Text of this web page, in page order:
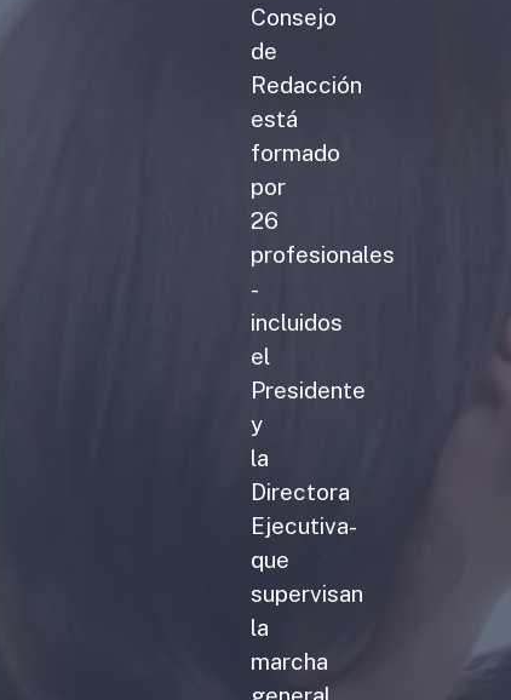
Consejo
de
Redacción
está
formado
por
26
profesionales
-
incluidos
el
Presidente
y
la
Directora
Ejecutiva-
que
supervisan
la
marcha